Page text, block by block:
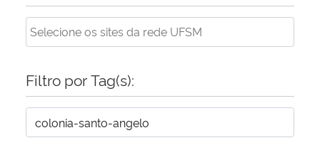
Ministério da Mulher, da Família e dos Direitos Humanos
Secretaria-Geral
Secretaria de Governo
Filtro por Tag(s):